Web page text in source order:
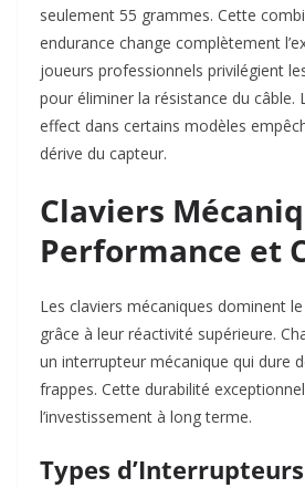
seulement 55 grammes. Cette
endurance change complètement
joueurs professionnels privilégient
pour éliminer la résistance du câble.
effect dans certains modèles
dérive du capteur.​
Claviers
Performance et
Les claviers mécaniques dominent
grâce à leur réactivité supérieure.
un interrupteur mécanique qui dure
frappes. Cette durabilité
l’investissement à long terme.​
Types